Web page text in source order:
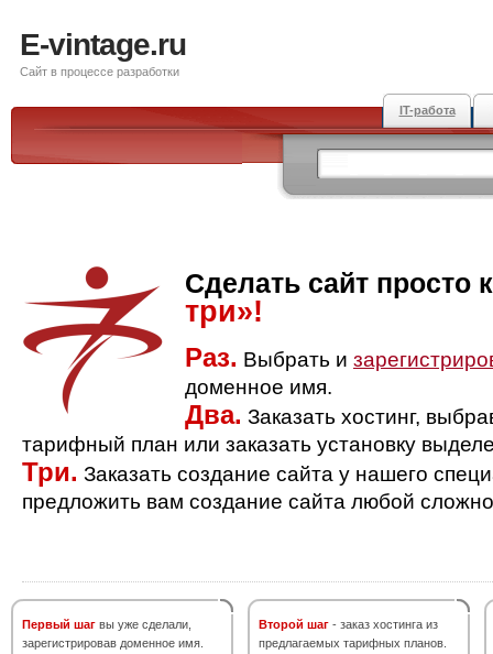
E-vintage.ru
Сайт в процессе разработки
IT-работа
Сделать сайт просто
три»!
Раз. Выбрать и
доменное имя.
Два. Заказать хостинг,
тарифный план или заказать установку
Три. Заказать создание сайта у нашего
предложить вам создание сайта любой
Первый шаг вы уже сделали,
зарегистрировав доменное имя.
Второй шаг - заказ хостинга из
предлагаемых тарифных планов.